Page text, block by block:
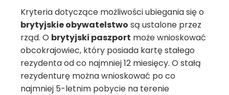
Kryteria dotyczące możliwości ubiegania się o
brytyjskie obywatelstwo są ustalone przez
rząd. O brytyjski paszport może wnioskować
obcokrajowiec, który posiada kartę stałego
rezydenta od co najmniej 12 miesięcy. O stałą
rezydenturę można wnioskować po co
najmniej 5-letnim pobycie na terenie